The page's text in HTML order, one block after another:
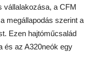
vállalakozása, a CFM
megállapodás szerint a
Ezen hajtóműcsalád
és az A320neók egy